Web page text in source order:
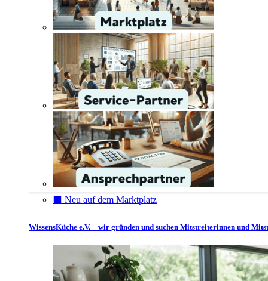
⬛️ Neu auf dem Marktplatz
WissensKüche e.V. – wir gründen und suchen Mitstreiterinnen und